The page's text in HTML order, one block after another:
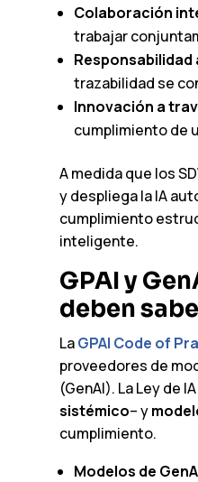
Colaboración
trabajar
Responsabilidad
trazabilidad se
Innovación a
cumplimiento de
A medida que los
y despliega la IA
cumplimiento
inteligente.
GPAI y
deben
LaGPAI Code of
proveedores de
(GenAI). La Ley de
sistémico– y
cumplimiento.
Modelos de